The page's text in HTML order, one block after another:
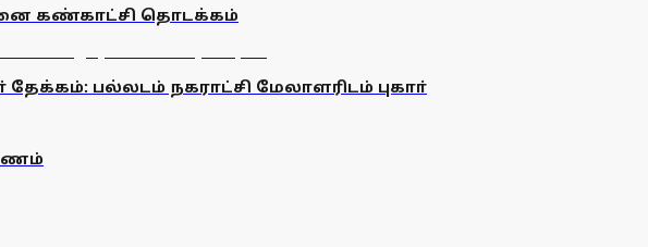
கண்காட்சி தொடக்கம்
தேக்கம்: பல்லடம் நகராட்சி மேலாளரிடம் புகாா்